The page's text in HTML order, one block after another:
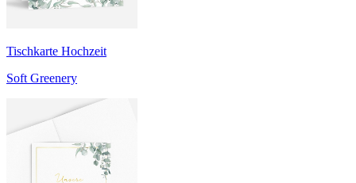
Tischkarte Hochzeit
Soft Greenery